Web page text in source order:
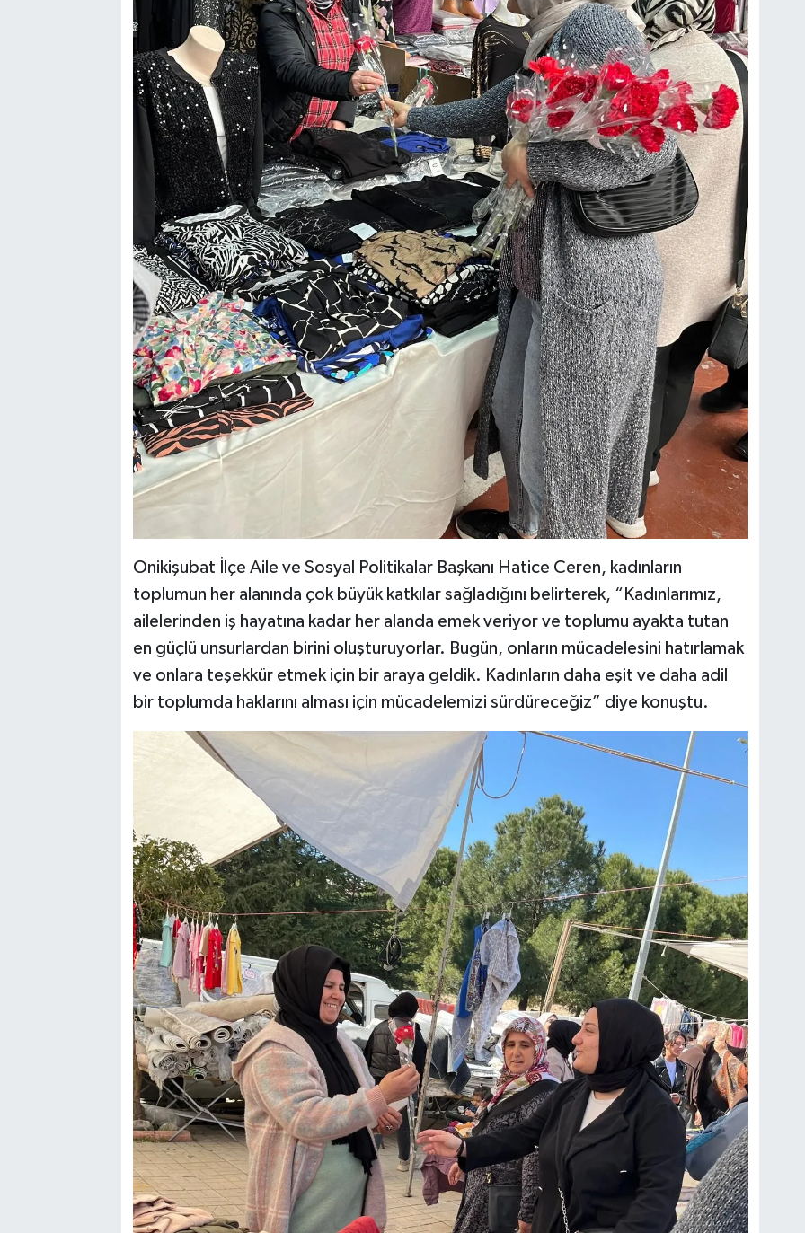
Onikişubat İlçe Aile ve Sosyal Politikalar Başkanı Hatice Ceren, kadınların
toplumun her alanında çok büyük katkılar sağladığını belirterek, “Kadınlarımız,
ailelerinden iş hayatına kadar her alanda emek veriyor ve toplumu ayakta tutan
en güçlü unsurlardan birini oluşturuyorlar. Bugün, onların mücadelesini hatırlamak
ve onlara teşekkür etmek için bir araya geldik. Kadınların daha eşit ve daha adil
bir toplumda haklarını alması için mücadelemizi sürdüreceğiz” diye konuştu.